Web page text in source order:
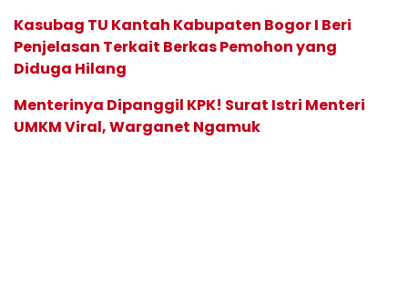
Kasubag TU Kantah Kabupaten Bogor I Beri
Penjelasan Terkait Berkas Pemohon yang
Diduga Hilang
Menterinya Dipanggil KPK! Surat Istri Menteri
UMKM Viral, Warganet Ngamuk